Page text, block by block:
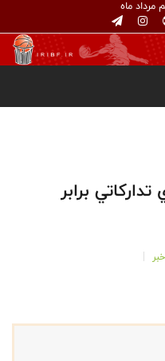
ماه
برابر